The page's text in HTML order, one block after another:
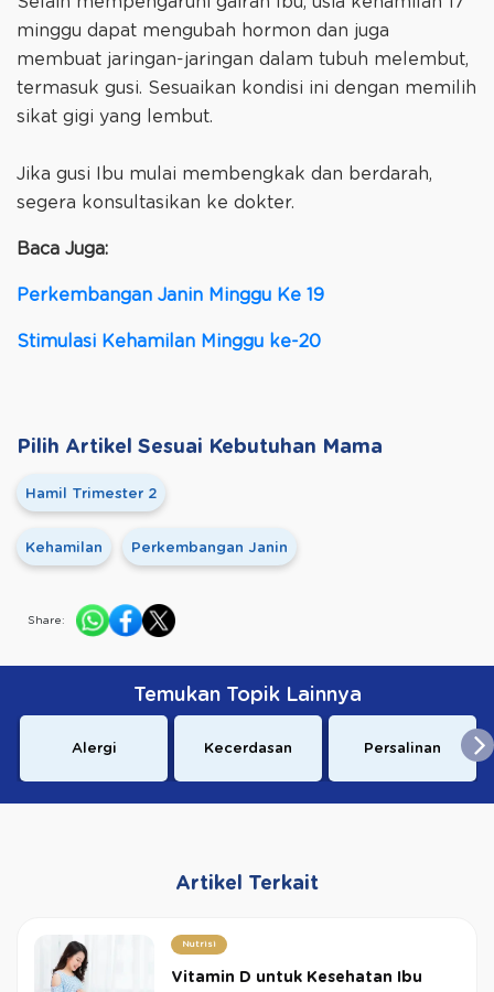
minggu dapat mengubah hormon dan juga
membuat jaringan-jaringan dalam tubuh melembut,
termasuk gusi. Sesuaikan kondisi ini dengan memilih
sikat gigi yang lembut.
Jika gusi Ibu mulai membengkak dan berdarah,
segera konsultasikan ke dokter.
Baca Juga:
Perkembangan Janin Minggu Ke 19
Stimulasi Kehamilan Minggu ke-20
Pilih Artikel Sesuai Kebutuhan Mama
Hamil Trimester 2
Kehamilan Perkembangan Janin
Share:
Temukan Topik Lainnya
Alergi Kecerdasan Persalinan
Artikel Terkait
Nutrisi
Vitamin D untuk Kesehatan Ibu